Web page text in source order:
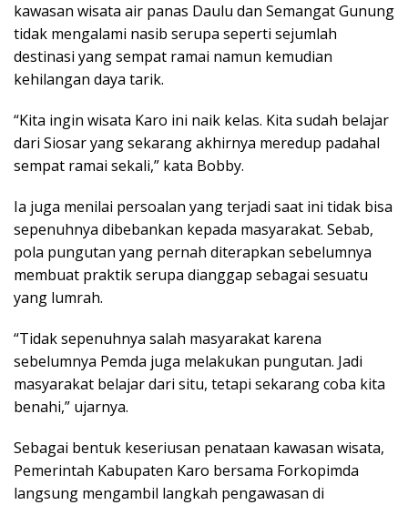
kawasan wisata air panas Daulu dan Semangat Gunung
tidak mengalami nasib serupa seperti sejumlah
destinasi yang sempat ramai namun kemudian
kehilangan daya tarik.
“Kita ingin wisata Karo ini naik kelas. Kita sudah belajar
dari Siosar yang sekarang akhirnya meredup padahal
sempat ramai sekali,” kata Bobby.
Ia juga menilai persoalan yang terjadi saat ini tidak bisa
sepenuhnya dibebankan kepada masyarakat. Sebab,
pola pungutan yang pernah diterapkan sebelumnya
membuat praktik serupa dianggap sebagai sesuatu
yang lumrah.
“Tidak sepenuhnya salah masyarakat karena
sebelumnya Pemda juga melakukan pungutan. Jadi
masyarakat belajar dari situ, tetapi sekarang coba kita
benahi,” ujarnya.
Sebagai bentuk keseriusan penataan kawasan wisata,
Pemerintah Kabupaten Karo bersama Forkopimda
langsung mengambil langkah pengawasan di